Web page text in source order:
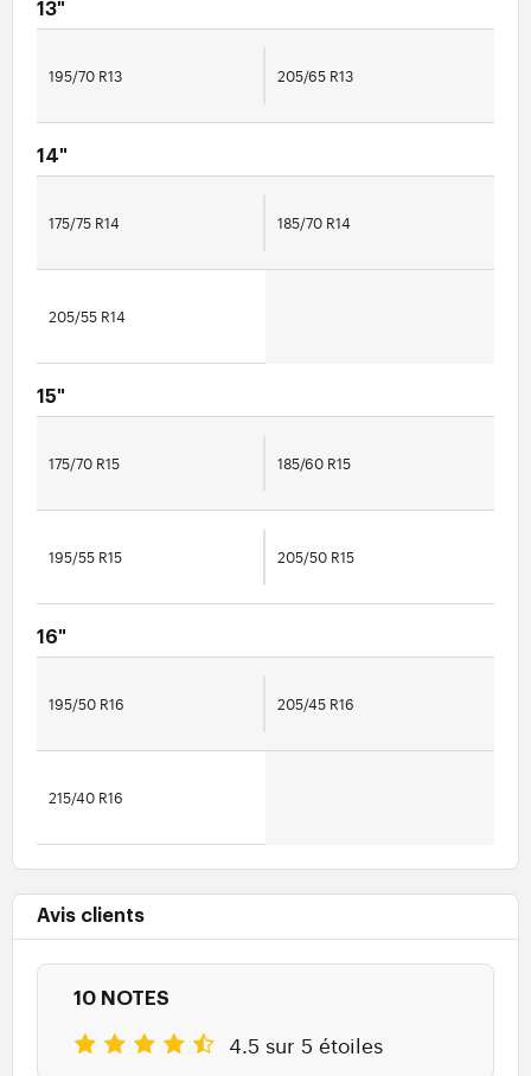
13"
195/70 R13 205/65 R13
14"
175/75 R14 185/70 R14
205/55 R14
15"
175/70 R15 185/60 R15
195/55 R15 205/50 R15
16"
195/50 R16 205/45 R16
215/40 R16
Avis clients
10 NOTES
4.5 sur 5 étoiles